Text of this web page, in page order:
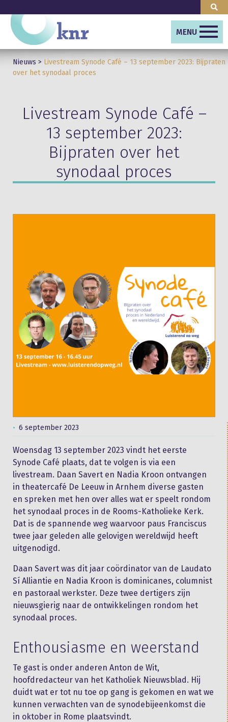
MENU
Nieuws > Livestream Synode Café – 13 september 2023: Bijpraten
over het synodaal proces
Livestream Synode Café –
13 september 2023:
Bijpraten over het
synodaal proces
6 september 2023
Woensdag 13 september 2023 vindt het eerste
Synode Café plaats, dat te volgen is via een
livestream. Daan Savert en Nadia Kroon ontvangen
in theatercafé De Leeuw in Arnhem diverse gasten
en spreken met hen over alles wat er speelt rondom
het synodaal proces in de Rooms-Katholieke Kerk.
Dat is de spannende weg waarvoor paus Franciscus
twee jaar geleden alle gelovigen wereldwijd heeft
uitgenodigd.
Daan Savert was dit jaar coördinator van de Laudato
Sí Alliantie en Nadia Kroon is dominicanes, columnist
en pastoraal werkster. Deze twee dertigers zijn
nieuwsgierig naar de ontwikkelingen rondom het
synodaal proces.
Enthousiasme en weerstand
Te gast is onder anderen Anton de Wit,
hoofdredacteur van het Katholiek Nieuwsblad. Hij
duidt wat er tot nu toe op gang is gekomen en wat we
kunnen verwachten van de synodebijeenkomst die
in oktober in Rome plaatsvindt.